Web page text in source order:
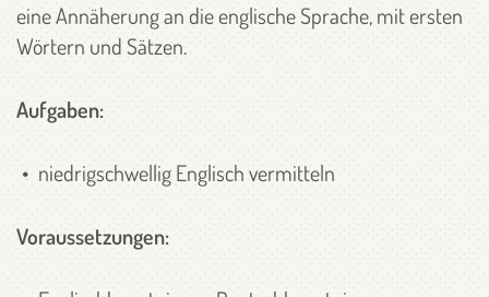
eine Annäherung an die englische Sprache, mit ersten
Wörtern und Sätzen.
Aufgaben:
niedrigschwellig Englisch vermitteln
Voraussetzungen: